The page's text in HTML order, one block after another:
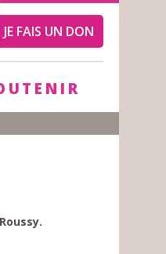
JE FAIS UN DON